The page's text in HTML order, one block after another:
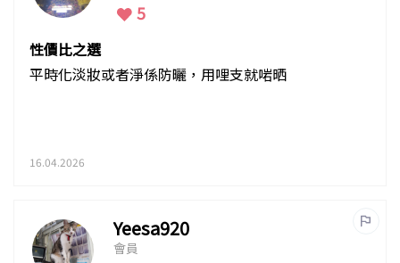
5
性價比之選
平時化淡妝或者淨係防曬，用哩支就啱晒
16.04.2026
Yeesa920
會員